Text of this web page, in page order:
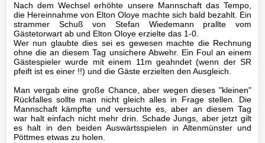
Tennis
Volleyball
Stockschützen
Gymnastik
Basketball
Nach dem Wechsel erhöhte unsere Mannschaft das Tempo,
die Hereinnahme von Elton Oloye machte sich bald bezahlt. Ein
strammer Schuß von Stefan Wiedemann prallte vom
Gästetorwart ab und Elton Oloye erzielte das 1-0.
Wer nun glaubte dies sei es gewesen machte die Rechnung
ohne die an diesem Tag unsichere Abwehr. Ein Foul an einem
Gästespieler wurde mit einem 11m geahndet (wenn der SR
pfeift ist es einer !!) und die Gäste erzielten den Ausgleich.
Man vergab eine große Chance, aber wegen dieses "kleinen"
Rückfalles sollte man nicht gleich alles in Frage stellen. Die
Mannschaft kämpfte und versuchte es, aber an diesem Tag
war halt einfach nicht mehr drin. Schade Jungs, aber jetzt gilt
es halt in den beiden Auswärtsspielen in Altenmünster und
Pöttmes etwas zu holen.